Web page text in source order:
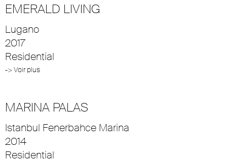
EMERALD LIVING
Lugano
2017
Residential
-> Voir plus
MARINA PALAS
Istanbul Fenerbahce Marina
2014
Residential